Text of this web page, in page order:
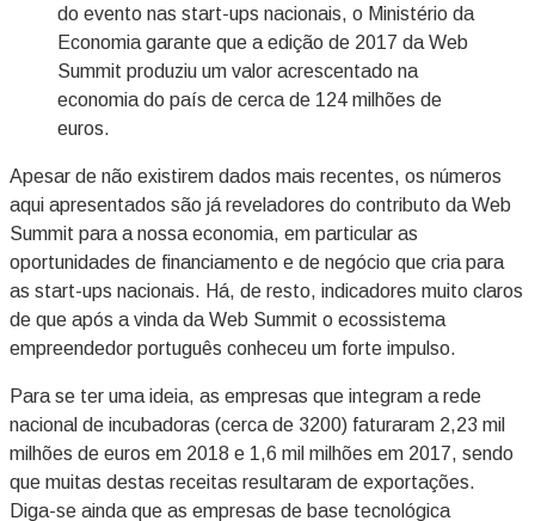
do evento nas start-ups nacionais, o Ministério da
Economia garante que a edição de 2017 da Web
Summit produziu um valor acrescentado na
economia do país de cerca de 124 milhões de
euros.
Apesar de não existirem dados mais recentes, os números
aqui apresentados são já reveladores do contributo da Web
Summit para a nossa economia, em particular as
oportunidades de financiamento e de negócio que cria para
as start-ups nacionais. Há, de resto, indicadores muito claros
de que após a vinda da Web Summit o ecossistema
empreendedor português conheceu um forte impulso.
Para se ter uma ideia, as empresas que integram a rede
nacional de incubadoras (cerca de 3200) faturaram 2,23 mil
milhões de euros em 2018 e 1,6 mil milhões em 2017, sendo
que muitas destas receitas resultaram de exportações.
Diga-se ainda que as empresas de base tecnológica